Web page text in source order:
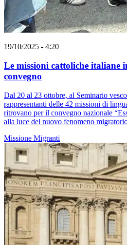
19/10/2025 - 4:20
Le missioni cattoliche italiane
convegno
Dal 20 al 23 ottobre, al Seminario
rappresentanti delle 42 missioni di
ritrovano per il convegno nazionale
alla luce del nuovo fenomeno
Missione Migranti